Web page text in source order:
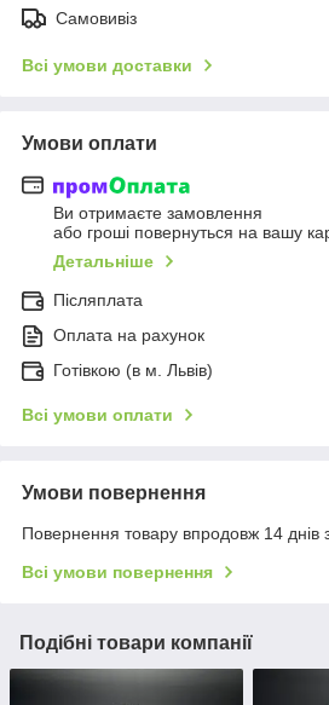
Самовивіз
Всі умови доставки
Умови оплати
Ви отримаєте замовлення
або гроші повернуться на вашу
Детальніше
Післяплата
Оплата на рахунок
Готівкою (в м. Львів)
Всі умови оплати
Умови повернення
Повернення товару впродовж 14 днів
Всі умови повернення
Подібні товари компанії